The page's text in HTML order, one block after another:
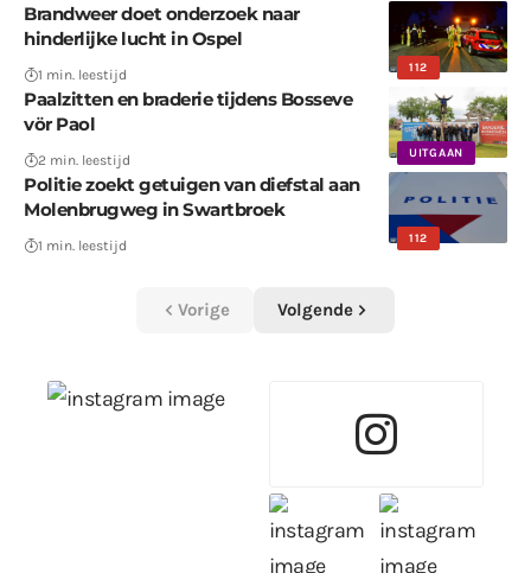
112
Brandweer doet onderzoek naar
hinderlijke lucht in Ospel
1 min. leestijd
UITGAAN
Paalzitten en braderie tijdens Bosseve
vör Paol
2 min. leestijd
112
Politie zoekt getuigen van diefstal aan
Molenbrugweg in Swartbroek
1 min. leestijd
Vorige Volgende